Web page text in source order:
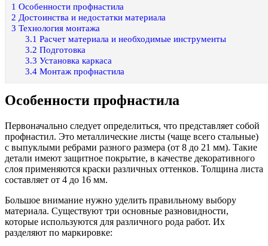
1 Особенности профнастила
2 Достоинства и недостатки материала
3 Технология монтажа
3.1 Расчет материала и необходимые инструменты
3.2 Подготовка
3.3 Установка каркаса
3.4Монтаж профнастила
Особенности профнастила
Первоначально следует определиться, что представляет собой
профнастил. Это металлические листы (чаще всего стальные)
с выпуклыми ребрами разного размера (от 8 до 21 мм). Такие
детали имеют защитное покрытие, в качестве декоративного
слоя применяются краски различных оттенков. Толщина листа
составляет от 4 до 16 мм.
Большое внимание нужно уделить правильному выбору
материала. Существуют три основные разновидности,
которые используются для различного рода работ. Их
разделяют по маркировке: